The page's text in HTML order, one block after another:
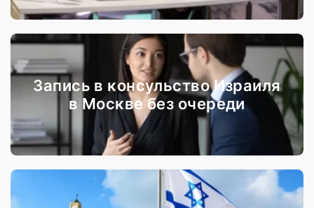
Запись в консульство Израиля
в Москве без очереди